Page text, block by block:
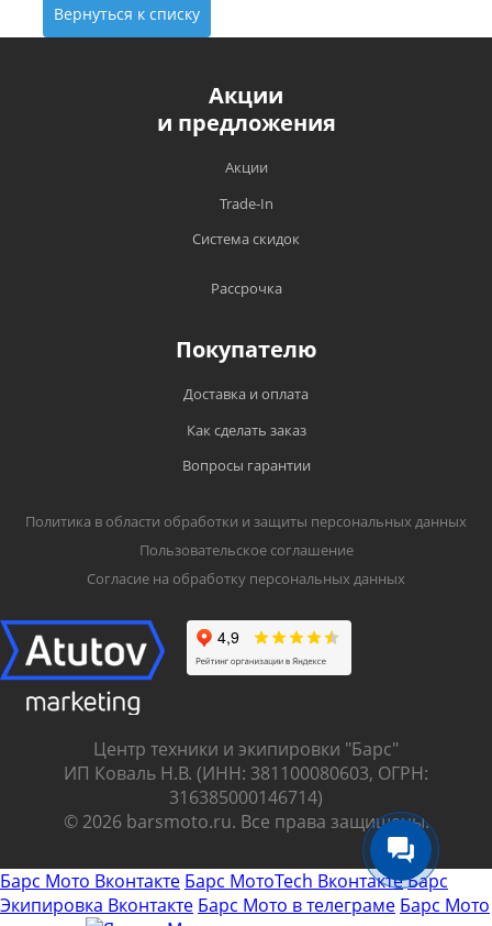
Вернуться к списку
Акции
и предложения
Акции
Trade-In
Система скидок
Рассрочка
Покупателю
Доставка и оплата
Как сделать заказ
Вопросы гарантии
Политика в области обработки и защиты персональных данных
Пользовательское соглашение
Согласие на обработку персональных данных
Центр техники и экипировки "Барс"
ИП Коваль Н.В. (ИНН: 381100080603, ОГРН:
316385000146714)
© 2026 barsmoto.ru. Все права защищены.
Барс Мото Вконтакте Барс МотоTech ВконтактеБарс
Экипировка Вконтакте Барс Мото в телеграме Барс Мото